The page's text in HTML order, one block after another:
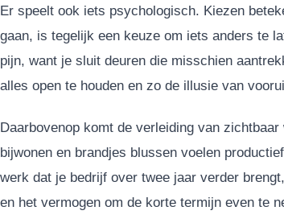
Er speelt ook iets psychologisch. Kiezen
gaan, is tegelijk een keuze om iets anders te
pijn, want je sluit deuren die misschien
alles open te houden en zo de illusie van
Daarbovenop komt de verleiding van
bijwonen en brandjes blussen voelen
werk dat je bedrijf over twee jaar verder
en het vermogen om de korte termijn even te